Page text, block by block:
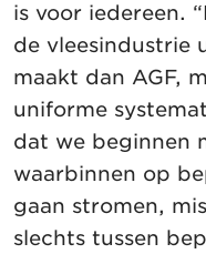
is voor iedereen.
de vleesindustrie
maakt dan AGF,
uniforme
dat we beginnen
waarbinnen op
gaan stromen,
slechts tussen